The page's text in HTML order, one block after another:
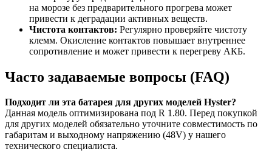
на морозе без предварительного прогрева может
привести к деградации активных веществ.
Чистота контактов: Регулярно проверяйте чистоту
клемм. Окисление контактов повышает внутреннее
сопротивление и может привести к перегреву АКБ.
Часто задаваемые вопросы (FAQ)
Подходит ли эта батарея для других моделей Hyster?
Данная модель оптимизирована под R 1.80. Перед покупкой
для других моделей обязательно уточните совместимость по
габаритам и выходному напряжению (48V) у нашего
технического специалиста.